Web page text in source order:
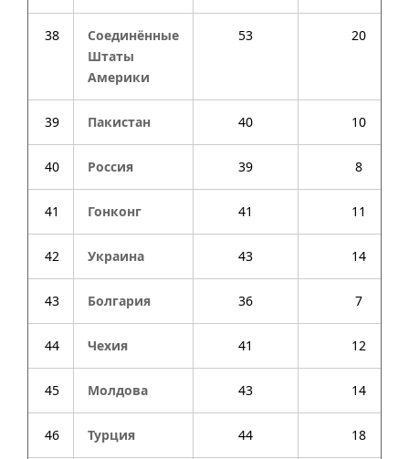
38
Соединённые
Штаты
Америки
53 20
39 Пакистан 40 10
40 Россия 39 8
41 Гонконг 41 11
42 Украина 43 14
43 Болгария 36 7
44 Чехия 41 12
45 Молдова 43 14
46 Турция 44 18